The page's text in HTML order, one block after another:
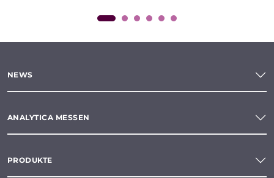
NEWS
ANALYTICA MESSEN
PRODUKTE